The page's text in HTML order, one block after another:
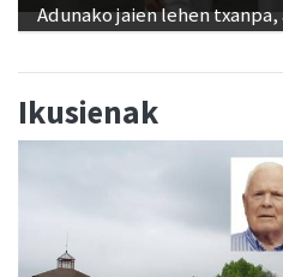
Adunako jaien lehen
Ikusienak